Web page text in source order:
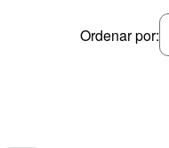
Ordenar por: